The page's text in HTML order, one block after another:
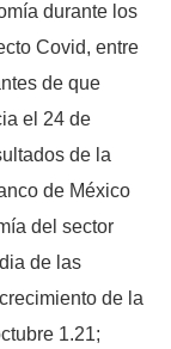
durante los
Covid, entre
de que
el 24 de
de la
de México
del sector
de las
de la
1.21;